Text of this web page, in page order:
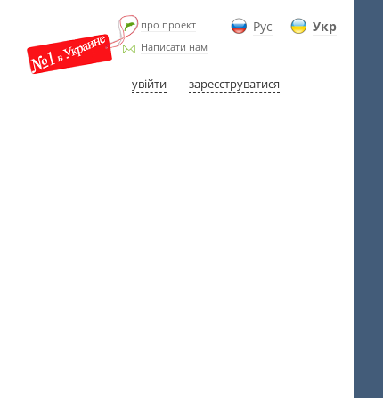
Рус Укр
про проект
Написати нам
увійти зареєструватися